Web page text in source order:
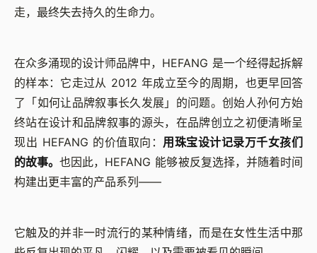
走，最终失去持久的生命力。
在众多涌现的设计师品牌中，HEFANG 是一个经得起拆解
的样本：它走过从 2012 年成立至今的周期，也更早回答
了「如何让品牌叙事长久发展」的问题。创始人孙何方始
终站在设计和品牌叙事的源头，在品牌创立之初便清晰呈
现出 HEFANG 的价值取向： 用珠宝设计记录万千女孩们
的故事。也因此，HEFANG 能够被反复选择，并随着时间
构建出更丰富的产品系列——
它触及的并非一时流行的某种情绪，而是在女性生活中那